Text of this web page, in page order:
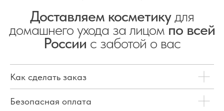
Доставляем косметикудля
домашнего ухода за лицомпо всей
России с заботой о вас
Как сделать заказ
Безопасная оплата